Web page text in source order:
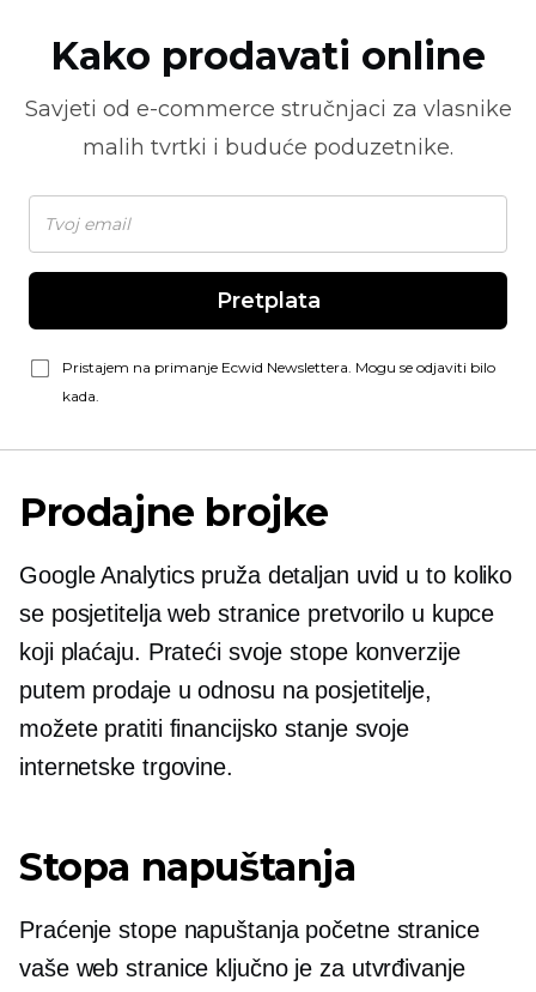
Kako prodavati online
Savjeti od e-commerce stručnjaci za vlasnike
malih tvrtki i buduće poduzetnike.
Pretplata
Pristajem na primanje Ecwid Newslettera. Mogu se odjaviti bilo
kada.
Prodajne brojke
Google Analytics pruža detaljan uvid u to koliko
se posjetitelja web stranice pretvorilo u kupce
koji plaćaju. Prateći svoje stope konverzije
putem prodaje u odnosu na posjetitelje,
možete pratiti financijsko stanje svoje
internetske trgovine.
Stopa napuštanja
Praćenje stope napuštanja početne stranice
vaše web stranice ključno je za utvrđivanje